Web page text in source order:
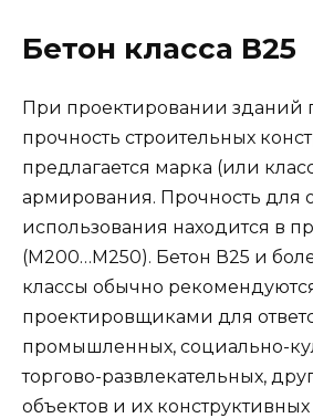
Бетон класса В25
При проектировании зданий
прочность строительных
предлагается марка (или
армирования. Прочность для
использования находится в
(М200…М250). Бетон В25 и
классы обычно
проектировщиками для
промышленных, социально-
торгово-развлекательных,
объектов и их